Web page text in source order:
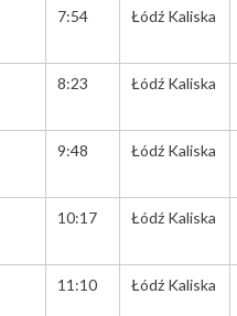
7:54 Łódź Kaliska
8:23 Łódź Kaliska
9:48 Łódź Kaliska
10:17 Łódź Kaliska
11:10 Łódź Kaliska